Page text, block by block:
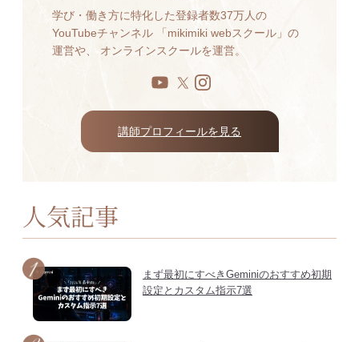
学び・働き方に特化した登録者数37万人の
YouTubeチャンネル 「mikimiki webスクール」の
運営や、 オンラインスクールを運営。
講師プロフィールを見る
人気記事
まず最初にすべきGeminiのおすすめ初期
設定とカスタム指示7選